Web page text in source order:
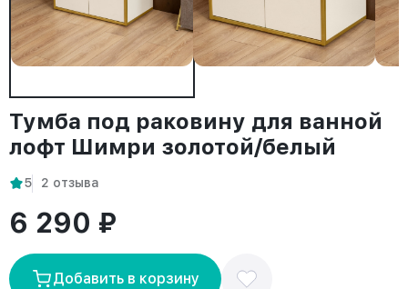
Тумба под раковину для ванной
лофт Шимри золотой/белый
5 2 отзыва
6 290 ₽
Добавить в корзину